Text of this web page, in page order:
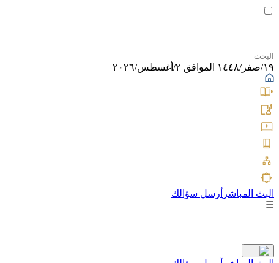
١٩/صفر/١٤٤٨ الموافق ٢/أغسطس/٢٠٢٦
البث المباشر أرسل سؤالك
☰